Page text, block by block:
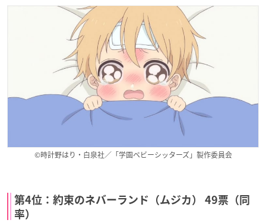
©時計野はり・白泉社／「学園ベビーシッターズ」製作委員会
第4位：約束のネバーランド（ムジカ） 49票（同
率）